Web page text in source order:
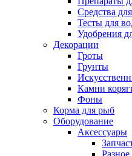
Средства
Тесты для
Удобрения
Декорации
Гроты
Грунты
Камни
Фоны
Корма для рыб
Оборудование
Аксессуары
Разное